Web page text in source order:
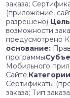
заказа;
(приложение,
разрешено)
возможности
предусмотрено
основание:
программы
Мобильного
Сайте;
Сертификаты
заказа; Тип